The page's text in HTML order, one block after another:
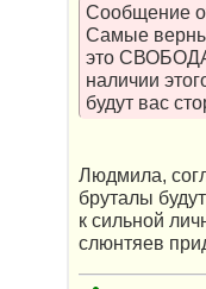
Сообщение
Самые
это
наличии
будут вас
Людмила,
бруталы
к сильной
слюнтяев